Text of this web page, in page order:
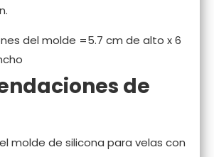
del molde =5.7 cm de alto x 6
de
molde de silicona para velas con